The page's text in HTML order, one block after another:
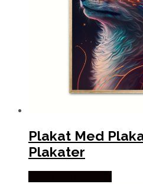
Plakat Med
Plakater